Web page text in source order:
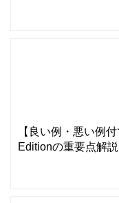
【良い例・悪い例
Editionの重要点解